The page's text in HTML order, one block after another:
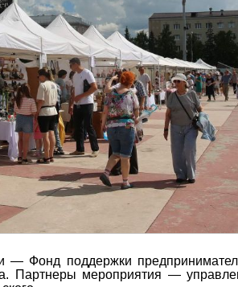
— Фонд поддержки
Партнеры мероприятия —